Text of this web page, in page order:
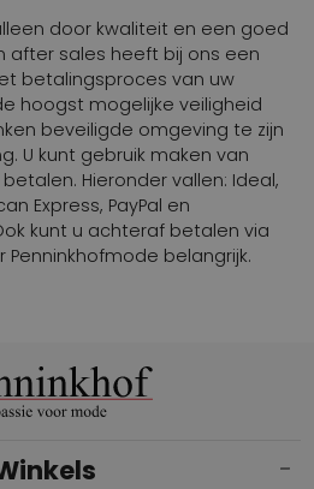
door kwaliteit en een goed
after sales heeft bij ons een
betalingsproces van uw
hoogst mogelijke veiligheid
beveiligde omgeving te zijn
U kunt gebruik maken van
Hieronder vallen: Ideal,
Express, PayPal en
kunt u achteraf betalen via
Penninkhofmode belangrijk.